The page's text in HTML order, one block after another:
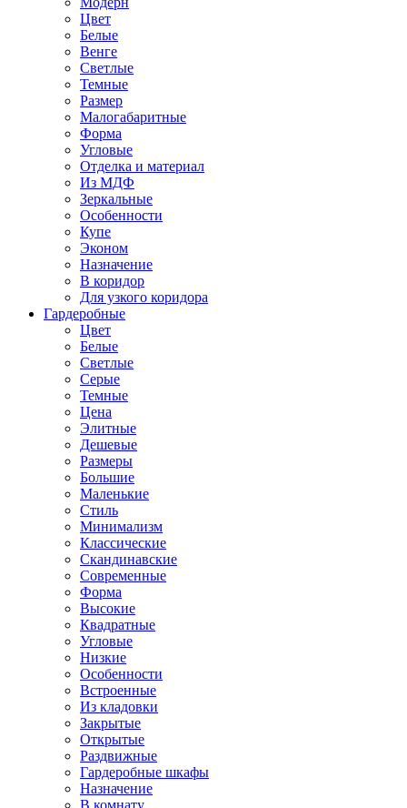
Цвет
Белые
Венге
Светлые
Темные
Размер
Малогабаритные
Форма
Угловые
Отделка и материал
Из МДФ
Зеркальные
Особенности
Купе
Эконом
Назначение
В коридор
Для узкого коридора
Гардеробные
Цвет
Белые
Светлые
Серые
Темные
Цена
Элитные
Дешевые
Размеры
Большие
Маленькие
Стиль
Минимализм
Классические
Скандинавские
Современные
Форма
Высокие
Квадратные
Угловые
Низкие
Особенности
Встроенные
Из кладовки
Закрытые
Открытые
Раздвижные
Гардеробные шкафы
Назначение
В комнату